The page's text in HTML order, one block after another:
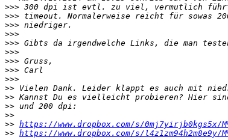
>>>
>>>
>>>
>>>
>>>
>>>
>>>
>>>
>>>
>>
>>
>>
>>
>> https://www.dropbox.com/s/0mj7yirjb0kgs5x/
>> https://www.dropbox.com/s/l4z1zm94h2m8e9y/